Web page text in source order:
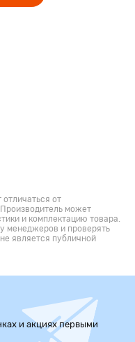
от
может
и комплектацию товара.
менеджеров и проверять
является публичной
и акциях первыми